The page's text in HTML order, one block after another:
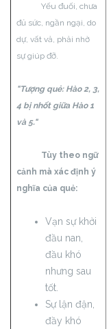
Yếu đuối, chưa
đủ sức, ngần ngại, do
dự, vất vả, phải nhờ
sự giúp đỡ.
"Tượng quẻ: Hào 2, 3,
4 bị nhốt giữa Hào 1
và 5."
Tùy theo ngữ
cảnh mà xác định ý
nghĩa của quẻ:
Vạn sự khởi
đầu nan,
đầu khó
nhưng sau
tốt.
Sự lận đận,
đầy khó